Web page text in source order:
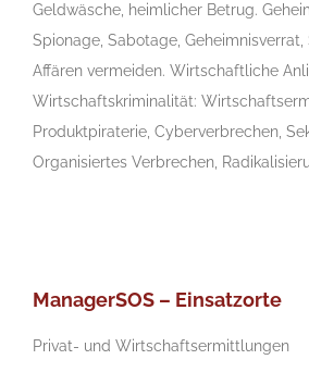
Geldwäsche, heimlicher Betrug.
Spionage, Sabotage, Geheimnisverrat,
Affären vermeiden. Wirtschaftliche
Wirtschaftskriminalität:
Produktpiraterie, Cyberverbrechen,
Organisiertes Verbrechen,
ManagerSOS – Einsatzorte
Privat- und Wirtschaftsermittlungen